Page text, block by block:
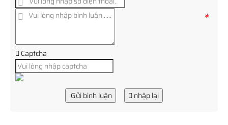
*
Captcha
Gửi bình luận nhập lại